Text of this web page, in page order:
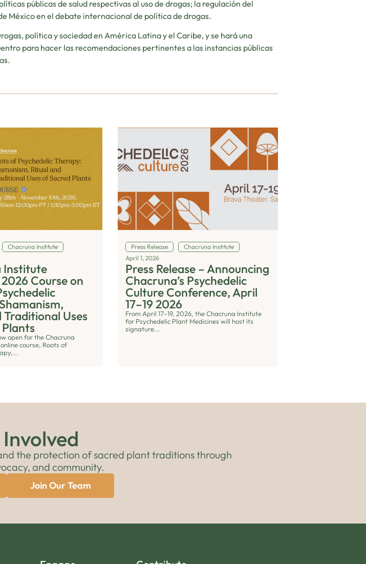
públicas de salud respectivas al uso de drogas; la regulación del
México en el debate internacional de política de drogas.
política y sociedad en América Latina y el Caribe, y se hará una
para hacer las recomendaciones pertinentes a las instancias públicas
Chacruna Institute
Institute
Course on
Traditional Uses
open for the Chacruna
course, Roots of
Press Release
Chacruna Institute
April 1, 2026
Press Release – Announcing
Chacruna’s Psychedelic
Culture Conference, April
17–19 2026
From April 17–19, 2026, the Chacruna Institute
for Psychedelic Plant Medicines will host its
signature...
the protection of sacred plant traditions through
and community.
Join Our Team